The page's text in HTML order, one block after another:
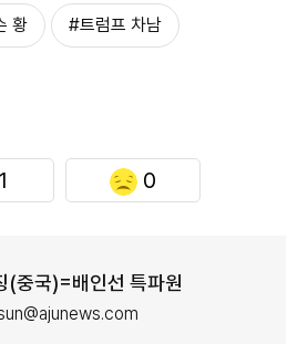
황 #트럼프 차남
1 0
(중국)=배인선 특파원